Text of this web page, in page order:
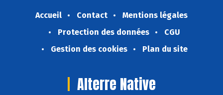
Accueil Contact
Mentions légales
Protection des données
CGU
Gestion des cookies
Plan du site
Alterre Native